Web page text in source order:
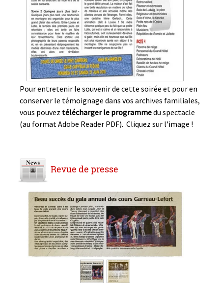
Pour entretenir le souvenir de cette soirée et pour en
conserver le témoignage dans vos archives familiales,
vous pouvez télécharger le programmedu spectacle
(au format Adobe Reader PDF). Cliquez sur l'image !
Revue de presse